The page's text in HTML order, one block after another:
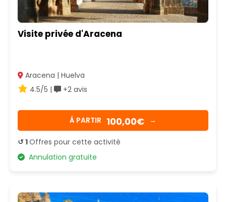
Visite privée d'Aracena
Aracena | Huelva
4.5/5 |
+2 avis
Á PARTIR 100,00€ →
↺ 1Offres pour cette activité
Annulation gratuite